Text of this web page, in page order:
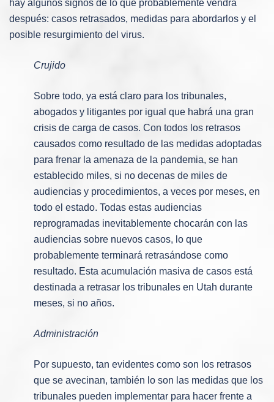
hay algunos signos de lo que probablemente vendrá
después: casos retrasados, medidas para abordarlos y el
posible resurgimiento del virus.
Crujido
Sobre todo, ya está claro para los tribunales,
abogados y litigantes por igual que habrá una gran
crisis de carga de casos. Con todos los retrasos
causados ​​como resultado de las medidas adoptadas
para frenar la amenaza de la pandemia, se han
establecido miles, si no decenas de miles de
audiencias y procedimientos, a veces por meses, en
todo el estado. Todas estas audiencias
reprogramadas inevitablemente chocarán con las
audiencias sobre nuevos casos, lo que
probablemente terminará retrasándose como
resultado. Esta acumulación masiva de casos está
destinada a retrasar los tribunales en Utah durante
meses, si no años.
Administración
Por supuesto, tan evidentes como son los retrasos
que se avecinan, también lo son las medidas que los
tribunales pueden implementar para hacer frente a